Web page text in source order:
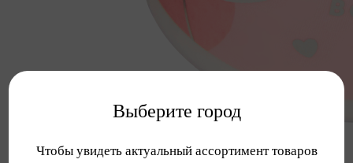
Выберите город
Чтобы увидеть актуальный ассортимент товаров